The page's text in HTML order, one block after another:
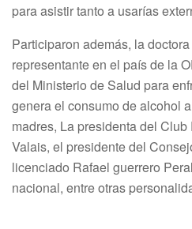
para asistir tanto a usarías
Participaron además, la
representante en el país de la
del Ministerio de Salud para
genera el consumo de alcohol
madres, La presidenta del
Valais, el presidente del
licenciado Rafael guerrero
nacional, entre otras